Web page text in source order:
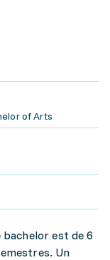
of Arts
bachelor est de 6
Un